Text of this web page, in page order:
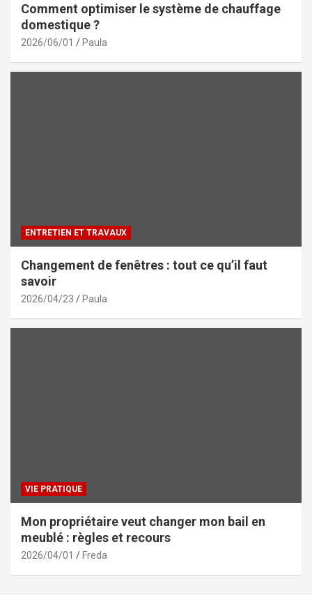
Comment optimiser le système de chauffage
domestique ?
2026/06/01 Paula
ENTRETIEN ET TRAVAUX
Changement de fenêtres : tout ce qu’il faut
savoir
2026/04/23 Paula
VIE PRATIQUE
Mon propriétaire veut changer mon bail en
meublé : règles et recours
2026/04/01 Freda